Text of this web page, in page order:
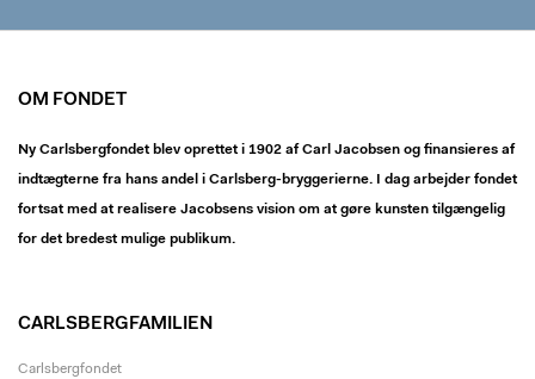
OM FONDET
Ny Carlsbergfondet blev oprettet i 1902 af Carl Jacobsen og finansieres af
indtægterne fra hans andel i Carlsberg-bryggerierne. I dag arbejder fondet
fortsat med at realisere Jacobsens vision om at gøre kunsten tilgængelig
for det bredest mulige publikum.
CARLSBERGFAMILIEN
Carlsbergfondet